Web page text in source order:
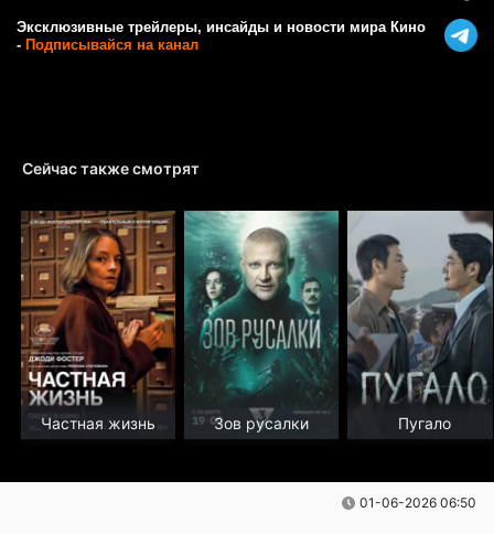
Эксклюзивные трейлеры, инсайды и новости мира Кино
- Подписывайся на канал
Сейчас также смотрят
Частная жизнь Зов русалки Пугало
01-06-2026 06:50